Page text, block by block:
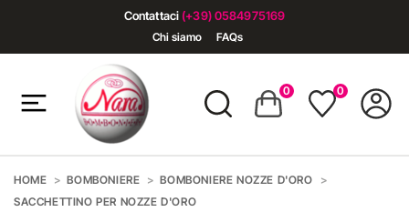
Contattaci (+39) 0584975169
Chi siamo FAQs
0 0
HOME BOMBONIERE
BOMBONIERE NOZZE D'ORO
SACCHETTINO PER NOZZE D'ORO